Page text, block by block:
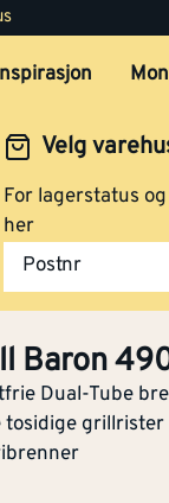
Velg
For lagerstatus
her
Postnr
Baron
Dual-Tube
tosidige grillrister